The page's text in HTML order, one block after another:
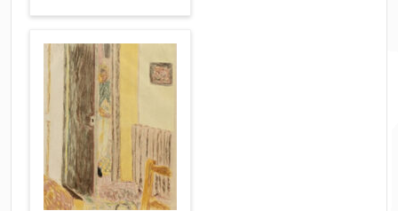
※携帯電話などご連絡が取りやすいお電話番号を
郵便番号 【必須】
↓郵便番号を入力すると住所の最初が自動入力さ
れます。番地以下は任意でも結構です。